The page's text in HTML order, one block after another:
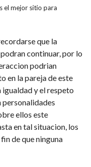
el mejor sitio para
que la
continuar, por lo
podri­an
en la pareja de este
y el respeto
personalidades
ellos este
en tal situacion, los
de que ninguna